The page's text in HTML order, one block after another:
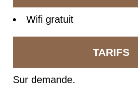
Wifi gratuit
TARIFS
Sur demande.